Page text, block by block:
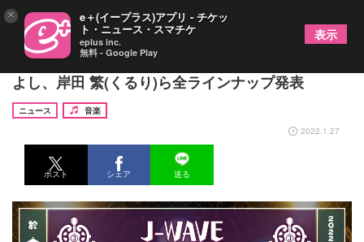
『ギタージャンボリー2022』に布袋寅泰、山崎まさ
よし、岸田 繁(くるり)ら全ラインナップ発表
ニュース
音楽
2022.1.27
ポスト シェア 送る
× e＋(イープラス)アプリ - チケッ
ト・ニュース・スマチケ
eplus inc.
無料 - Google Play
表示